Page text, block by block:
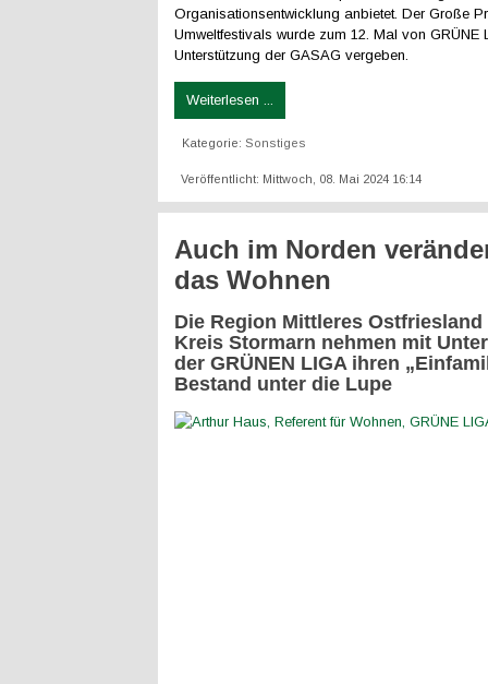
Organisationsentwicklung anbietet. Der Große
Umweltfestivals wurde zum 12. Mal von GRÜNE
Unterstützung der GASAG vergeben.
Weiterlesen ...
Kategorie: Sonstiges
Veröffentlicht: Mittwoch, 08. Mai 2024 16:14
Auch im Norden
das Wohnen
Die Region Mittleres Ostfriesland
Kreis Stormarn nehmen mit
der GRÜNEN LIGA ihren
Bestand unter die Lupe